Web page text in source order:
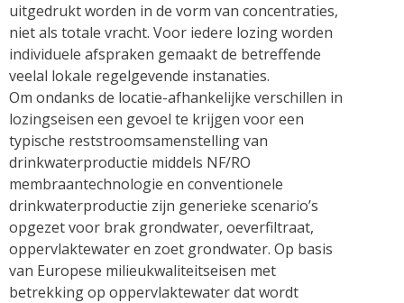
uitgedrukt worden in de vorm van concentraties,
niet als totale vracht. Voor iedere lozing worden
individuele afspraken gemaakt de betreffende
veelal lokale regelgevende instanaties.
Om ondanks de locatie-afhankelijke verschillen in
lozingseisen een gevoel te krijgen voor een
typische reststroomsamenstelling van
drinkwaterproductie middels NF/RO
membraantechnologie en conventionele
drinkwaterproductie zijn generieke scenario’s
opgezet voor brak grondwater, oeverfiltraat,
oppervlaktewater en zoet grondwater. Op basis
van Europese milieukwaliteitseisen met
betrekking op oppervlaktewater dat wordt